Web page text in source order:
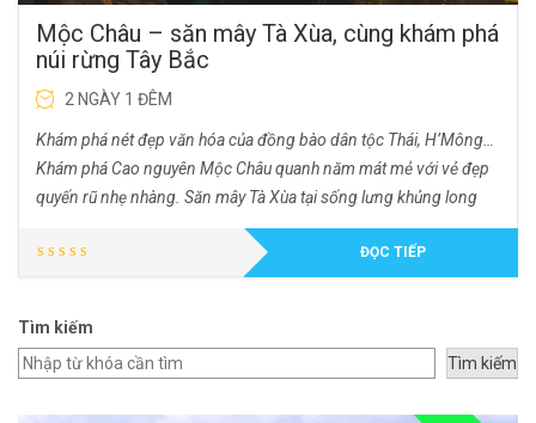
Mộc Châu – săn mây Tà Xùa, cùng khám phá
núi rừng Tây Bắc
2 NGÀY 1 ĐÊM
Khám phá nét đẹp văn hóa của đồng bào dân tộc Thái, H’Mông…
Khám phá Cao nguyên Mộc Châu quanh năm mát mẻ với vẻ đẹp
quyến rũ nhẹ nhàng. Săn mây Tà Xùa tại sống lưng khủng long
ĐỌC TIẾP
Tìm kiếm
Tìm kiếm